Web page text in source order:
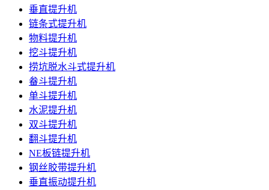
垂直提升机
链条式提升机
物料提升机
挖斗提升机
捞坑脱水斗式提升机
畚斗提升机
单斗提升机
水泥提升机
双斗提升机
翻斗提升机
NE板链提升机
钢丝胶带提升机
垂直振动提升机